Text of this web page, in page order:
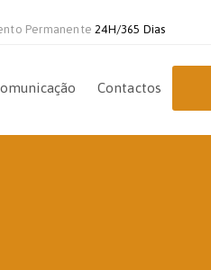
Permanente24H/365 Dias
Contactos